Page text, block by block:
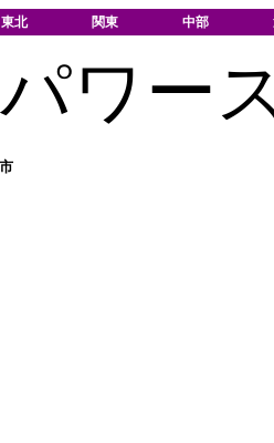
東北 関東 中部
ワー